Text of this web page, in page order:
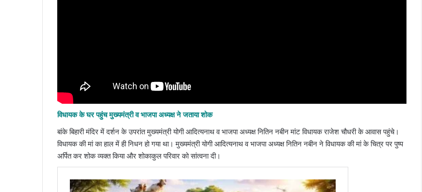
विधायक के घर पहुंच मुख्यमंत्री व भाजपा अध्यक्ष ने जताया शोक
बांके बिहारी मंदिर में दर्शन के उपरांत मुख्यमंत्री योगी आदित्यनाथ व भाजपा अध्यक्ष नितिन नबीन मांट विधायक राजेश चौधरी के आवास पहुंचे।
विधायक की मां का हाल में ही निधन हो गया था। मुख्यमंत्री योगी आदित्यनाथ व भाजपा अध्यक्ष नितिन नबीन ने विधायक की मां के चित्र पर पुष्प
अर्पित कर शोक व्यक्त किया और शोकाकुल परिवार को सांत्वना दी।